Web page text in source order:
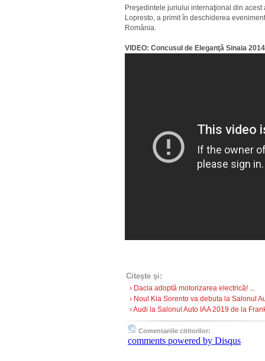
Preşedintele juriului internaţional din
Lopresto, a primit în deschiderea
România.
VIDEO: Concusul de Eleganţă Sinaia 2014
Citeşte şi:
› Dacia adoptă motorizarea electrică! ...
› Noul Kia Sorento va debuta la Salonul
› Audi la Salonul Auto IAA 2019 de la
Comentariile cititorilor:
comments powered by Disqus